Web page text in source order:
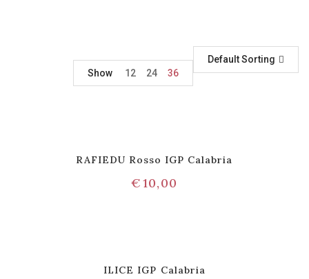
Default Sorting
Show
12 24 36
RAFIEDU Rosso IGP Calabria
€10,00
ILICE IGP Calabria